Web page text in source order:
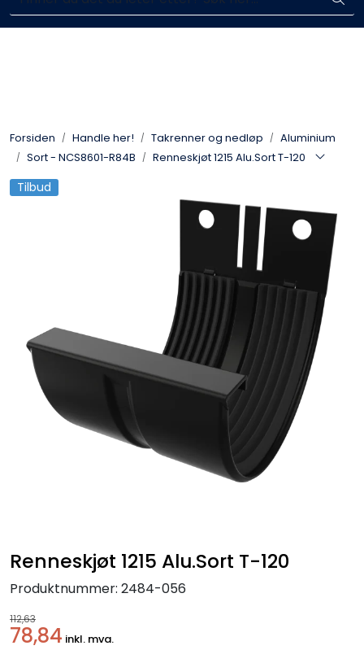
Skip to main contentEnkelt kjøp, hentes i butikk (Sandefjord)
Forsiden Handle her! Takrenner og nedløp
Aluminium
Sort - NCS8601-R84B
Renneskjøt 1215 Alu.Sort T-120
Tilbud
Renneskjøt 1215 Alu.Sort T-120
Produktnummer: 2484-056
112,63
78,84 inkl. mva.
Taktekking
FOAMGLAS®
Våre leverandører
Handle her!
Kunngjøringer!